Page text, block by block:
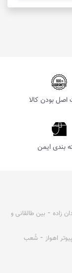
بودن کالا
بندی ایمن
زاده ⁃ بین طالقانی و
اهواز ⁃ شُعب